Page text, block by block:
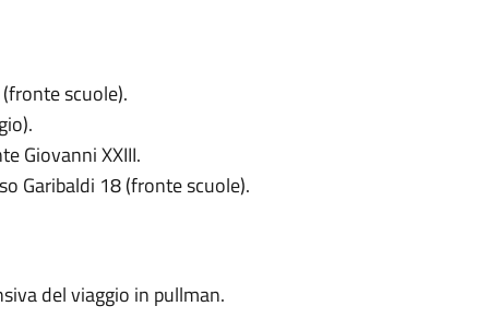
scuole).
Giovanni XXIII.
Garibaldi 18 (fronte scuole).
del viaggio in pullman.